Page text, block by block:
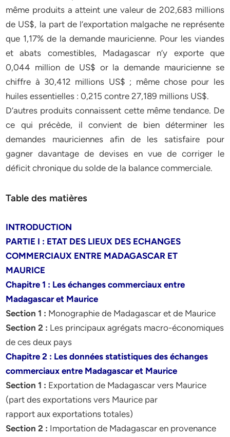
même produits a atteint une valeur de 202,683 millions
de US$, la part de l’exportation malgache ne représente
que 1,17% de la demande mauricienne. Pour les viandes
et abats comestibles, Madagascar n’y exporte que
0,044 million de US$ or la demande mauricienne se
chiffre à 30,412 millions US$ ; même chose pour les
huiles essentielles : 0,215 contre 27,189 millions US$.
D’autres produits connaissent cette même tendance. De
ce qui précède, il convient de bien déterminer les
demandes mauriciennes afin de les satisfaire pour
gagner davantage de devises en vue de corriger le
déficit chronique du solde de la balance commerciale.
Table des matières
INTRODUCTION
PARTIE I : ETAT DES LIEUX DES ECHANGES
COMMERCIAUX ENTRE MADAGASCAR ET
MAURICE
Chapitre 1 : Les échanges commerciaux entre
Madagascar et Maurice
Section 1 : Monographie de Madagascar et de Maurice
Section 2 : Les principaux agrégats macro-économiques
de ces deux pays
Chapitre 2 : Les données statistiques des échanges
commerciaux entre Madagascar et Maurice
Section 1 : Exportation de Madagascar vers Maurice
(part des exportations vers Maurice par
rapport aux exportations totales)
Section 2 : Importation de Madagascar en provenance